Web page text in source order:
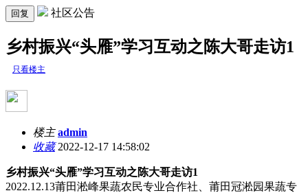
回复 社区公告
乡村振兴“头雁”学习互动之陈大哥走访1
只看楼主
楼主 admin
收藏2022-12-17 14:58:02
乡村振兴“头雁”学习互动之陈大哥走访1
2022.12.13莆田淞峰果蔬农民专业合作社、莆田冠淞园果蔬专